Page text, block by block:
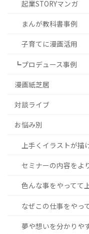
起業STORYマンガ
まんが教科書事例
子育てに漫画活用
┗プロデュース事例
漫画紙芝居
対談ライブ
お悩み別
上手くイラストが描
セミナーの内容をよ
色んな事をやってて
なぜこの仕事をやっ
夢や想いを分かりや